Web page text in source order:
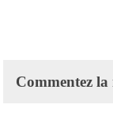
Commentez la